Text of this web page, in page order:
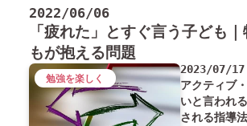
2022/06/06
「疲れた」とすぐ言う子ども
もが抱える問題
2023/07/17
アクティブ
いと言われ
される指導法
勉強を楽しく